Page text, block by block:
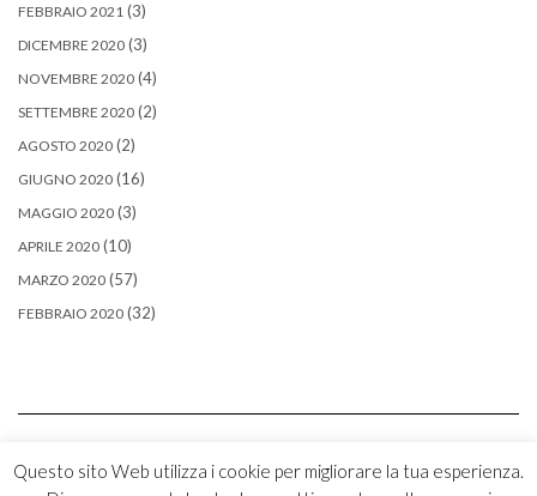
FEBBRAIO 2021 (3)
DICEMBRE 2020 (3)
NOVEMBRE 2020 (4)
SETTEMBRE 2020 (2)
AGOSTO 2020 (2)
GIUGNO 2020 (16)
MAGGIO 2020 (3)
APRILE 2020 (10)
MARZO 2020 (57)
FEBBRAIO 2020 (32)
Questo sito Web utilizza i cookie per migliorare la tua esperienza.